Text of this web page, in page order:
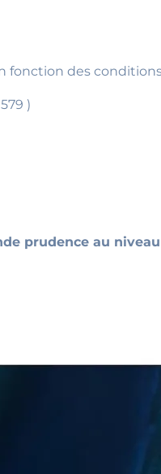
fonction des
)
prudence au